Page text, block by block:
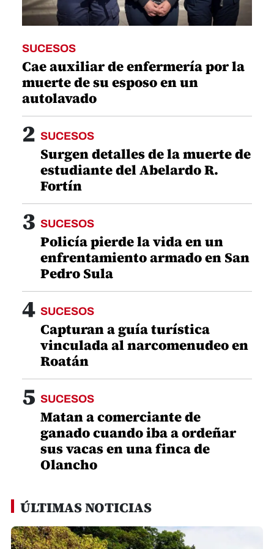
SUCESOS
Cae auxiliar de enfermería por la
muerte de su esposo en un
autolavado
2 SUCESOS
Surgen detalles de la muerte de
estudiante del Abelardo R.
Fortín
3 SUCESOS
Policía pierde la vida en un
enfrentamiento armado en San
Pedro Sula
4 SUCESOS
Capturan a guía turística
vinculada al narcomenudeo en
Roatán
5 SUCESOS
Matan a comerciante de
ganado cuando iba a ordeñar
sus vacas en una finca de
Olancho
ÚLTIMAS NOTICIAS